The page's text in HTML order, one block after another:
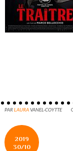
PARLAURAVANEL-COYTTE
2019
30/10